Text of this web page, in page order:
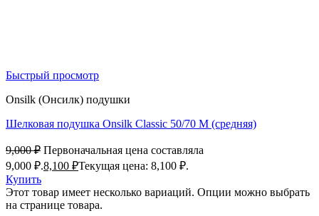
Быстрый просмотр
Onsilk (Онсилк) подушки
Шелковая подушка Onsilk Classic 50/70 M (средняя)
9,000₽ Первоначальная цена составляла
9,000 ₽.8,100 ₽Текущая цена: 8,100 ₽.
Купить
Этот товар имеет несколько вариаций. Опции можно выбрать
на странице товара.